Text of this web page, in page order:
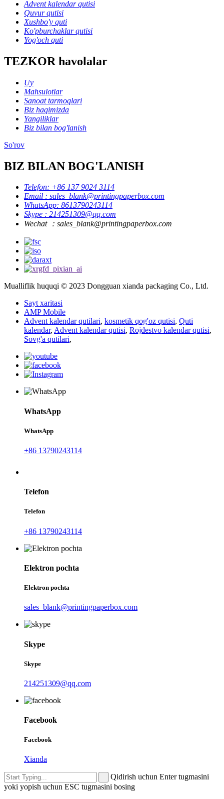
Advent kalendar qutisi
Quvur qutisi
Xushbo'y quti
Ko'pburchaklar qutisi
Yog'och quti
TEZKOR havolalar
Uy
Mahsulotlar
Sanoat tarmoqlari
Biz haqimizda
Yangiliklar
Biz bilan bog'lanish
So'rov
BIZ BILAN BOG'LANISH
Telefon: +86 137 9024 3114
Email : sales_blank@printingpaperbox.com
WhatsApp: 8613790243114
Skype : 214251309@qq.com
Wechat ：sales_blank@printingpaperbox.com
Mualliflik huquqi © 2023 Dongguan xianda packaging Co., Ltd.
Sayt xaritasi
AMP Mobile
Advent kalendar qutilari, kosmetik qog'oz qutisi, Quti
kalendar, Advent kalendar qutisi, Rojdestvo kalendar qutisi,
Sovg'a qutilari,
WhatsApp
WhatsApp
+86 13790243114
Telefon
Telefon
+86 13790243114
Elektron pochta
Elektron pochta
sales_blank@printingpaperbox.com
Skype
Skype
214251309@qq.com
Facebook
Facebook
Xianda
Qidirish uchun Enter tugmasini
yoki yopish uchun ESC tugmasini bosing